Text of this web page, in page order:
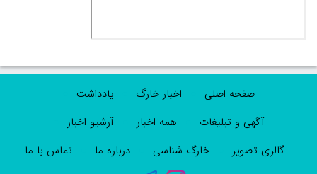
صفحه اصلی اخبار خارگ
یادداشت
آگهی و تبلیغات
همه اخبار
آرشیو اخبار
گالری تصویر
خارگ شناسی درباره ما تماس با ما